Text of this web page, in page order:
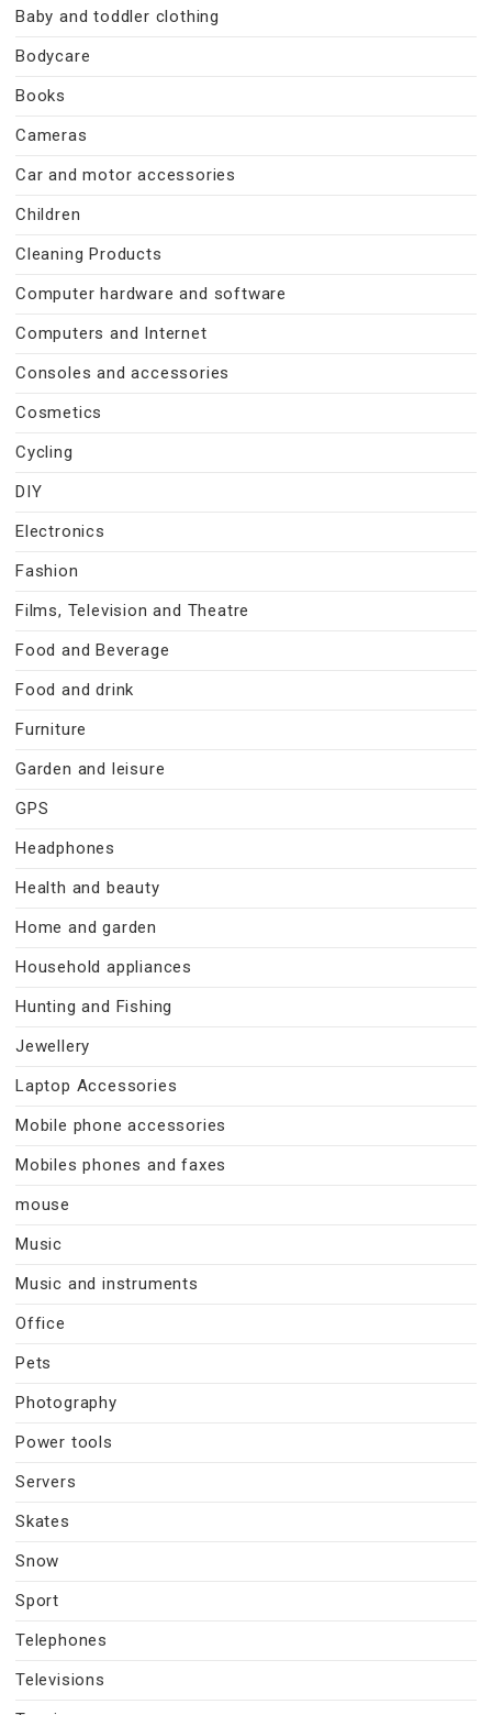
Baby and toddler clothing
Bodycare
Books
Cameras
Car and motor accessories
Children
Cleaning Products
Computer hardware and software
Computers and Internet
Consoles and accessories
Cosmetics
Cycling
DIY
Electronics
Fashion
Films, Television and Theatre
Food and Beverage
Food and drink
Furniture
Garden and leisure
GPS
Headphones
Health and beauty
Home and garden
Household appliances
Hunting and Fishing
Jewellery
Laptop Accessories
Mobile phone accessories
Mobiles phones and faxes
mouse
Music
Music and instruments
Office
Pets
Photography
Power tools
Servers
Skates
Snow
Sport
Telephones
Televisions